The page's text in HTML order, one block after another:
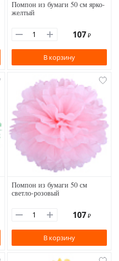
Помпон из бумаги 50 см ярко-
желтый
107 ₽
В корзину
Помпон из бумаги 50 см
светло-розовый
107 ₽
В корзину